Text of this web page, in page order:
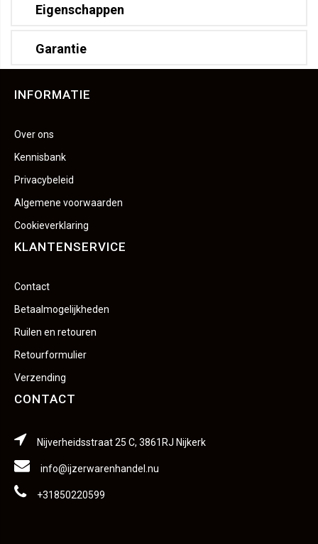
Eigenschappen
Garantie
INFORMATIE
Over ons
Kennisbank
Privacybeleid
Algemene voorwaarden
Cookieverklaring
KLANTENSERVICE
Contact
Betaalmogelijkheden
Ruilen en retouren
Retourformulier
Verzending
CONTACT
Nijverheidsstraat 25 C, 3861RJ Nijkerk
info@ijzerwarenhandel.nu
+31850220599